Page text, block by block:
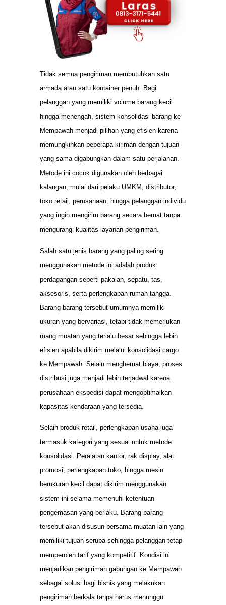
Tidak semua pengiriman membutuhkan satu
armada atau satu kontainer penuh. Bagi
pelanggan yang memiliki volume barang kecil
hingga menengah, sistem konsolidasi barang ke
Mempawah menjadi pilihan yang efisien karena
memungkinkan beberapa kiriman dengan tujuan
yang sama digabungkan dalam satu perjalanan.
Metode ini cocok digunakan oleh berbagai
kalangan, mulai dari pelaku UMKM, distributor,
toko retail, perusahaan, hingga pelanggan individu
yang ingin mengirim barang secara hemat tanpa
mengurangi kualitas layanan pengiriman.
Salah satu jenis barang yang paling sering
menggunakan metode ini adalah produk
perdagangan seperti pakaian, sepatu, tas,
aksesoris, serta perlengkapan rumah tangga.
Barang-barang tersebut umumnya memiliki
ukuran yang bervariasi, tetapi tidak memerlukan
ruang muatan yang terlalu besar sehingga lebih
efisien apabila dikirim melalui konsolidasi cargo
ke Mempawah. Selain menghemat biaya, proses
distribusi juga menjadi lebih terjadwal karena
perusahaan ekspedisi dapat mengoptimalkan
kapasitas kendaraan yang tersedia.
Selain produk retail, perlengkapan usaha juga
termasuk kategori yang sesuai untuk metode
konsolidasi. Peralatan kantor, rak display, alat
promosi, perlengkapan toko, hingga mesin
berukuran kecil dapat dikirim menggunakan
sistem ini selama memenuhi ketentuan
pengemasan yang berlaku. Barang-barang
tersebut akan disusun bersama muatan lain yang
memiliki tujuan serupa sehingga pelanggan tetap
memperoleh tarif yang kompetitif. Kondisi ini
menjadikan pengiriman gabungan ke Mempawah
sebagai solusi bagi bisnis yang melakukan
pengiriman berkala tanpa harus menunggu